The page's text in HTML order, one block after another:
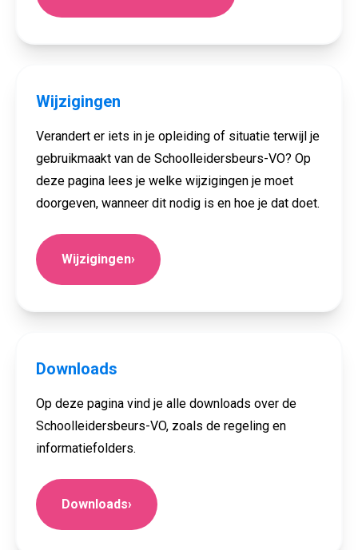
Wijzigingen
Verandert er iets in je opleiding of situatie terwijl je
gebruikmaakt van de Schoolleidersbeurs-VO? Op
deze pagina lees je welke wijzigingen je moet
doorgeven, wanneer dit nodig is en hoe je dat doet.
Wijzigingen›
Downloads
Op deze pagina vind je alle downloads over de
Schoolleidersbeurs-VO, zoals de regeling en
informatiefolders.
Downloads›